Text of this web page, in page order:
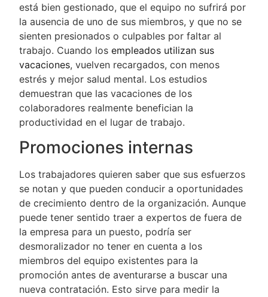
está bien gestionado, que el equipo no sufrirá por
la ausencia de uno de sus miembros, y que no se
sienten presionados o culpables por faltar al
trabajo. Cuando los empleados utilizan sus
vacaciones, vuelven recargados, con menos
estrés y mejor salud mental. Los estudios
demuestran que las vacaciones de los
colaboradores realmente benefician la
productividad en el lugar de trabajo.
Promociones internas
Los trabajadores quieren saber que sus esfuerzos
se notan y que pueden conducir a oportunidades
de crecimiento dentro de la organización. Aunque
puede tener sentido traer a expertos de fuera de
la empresa para un puesto, podría ser
desmoralizador no tener en cuenta a los
miembros del equipo existentes para la
promoción antes de aventurarse a buscar una
nueva contratación. Esto sirve para medir la